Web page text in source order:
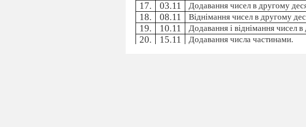
17. 03.11 Додавання чисел в другому
18. 08.11 Віднімання чисел в другому
19. 10.11 Додавання і віднімання чисел
20. 15.11 Додавання числа частинами.